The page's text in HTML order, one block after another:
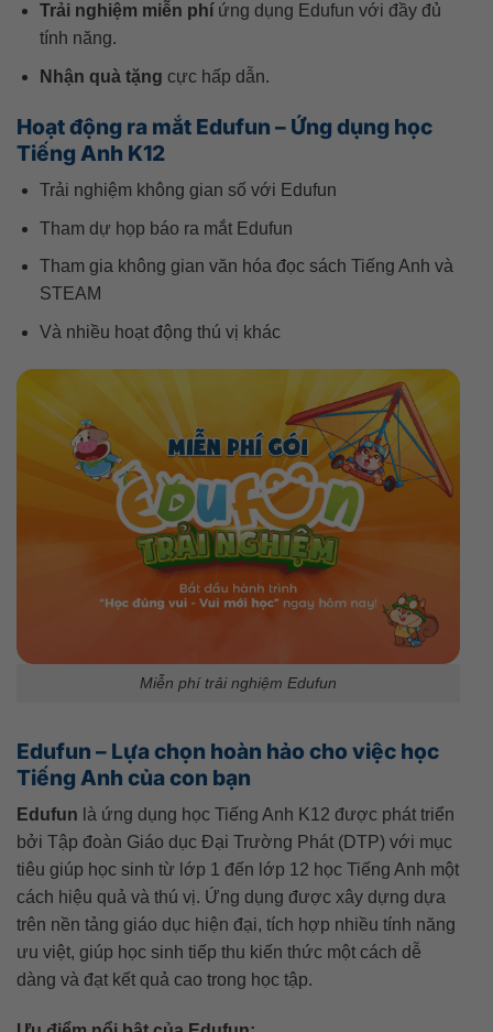
Trải nghiệm miễn phíứng dụng Edufun với đầy đủ
tính năng.
Nhận quà tặng cực hấp dẫn.
Hoạt động ra mắt Edufun – Ứng dụng học
Tiếng Anh K12
Trải nghiệm không gian số với Edufun
Tham dự họp báo ra mắt Edufun
Tham gia không gian văn hóa đọc sách Tiếng Anh và
STEAM
Và nhiều hoạt động thú vị khác
Miễn phí trải nghiệm Edufun
Edufun – Lựa chọn hoàn hảo cho việc học
Tiếng Anh của con bạn
Edufun là ứng dụng học Tiếng Anh K12 được phát triển
bởi Tập đoàn Giáo dục Đại Trường Phát (DTP) với mục
tiêu giúp học sinh từ lớp 1 đến lớp 12 học Tiếng Anh một
cách hiệu quả và thú vị. Ứng dụng được xây dựng dựa
trên nền tảng giáo dục hiện đại, tích hợp nhiều tính năng
ưu việt, giúp học sinh tiếp thu kiến thức một cách dễ
dàng và đạt kết quả cao trong học tập.